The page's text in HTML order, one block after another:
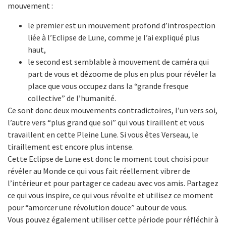
mouvement :
le premier est un mouvement profond d’introspection
liée à l’Eclipse de Lune, comme je l’ai expliqué plus
haut,
le second est semblable à mouvement de caméra qui
part de vous et dézoome de plus en plus pour révéler la
place que vous occupez dans la “grande fresque
collective” de l’humanité.
Ce sont donc deux mouvements contradictoires, l’un vers soi,
l’autre vers “plus grand que soi” qui vous tiraillent et vous
travaillent en cette Pleine Lune. Si vous êtes Verseau, le
tiraillement est encore plus intense.
Cette Eclipse de Lune est donc le moment tout choisi pour
révéler au Monde ce qui vous fait réellement vibrer de
l’intérieur et pour partager ce cadeau avec vos amis. Partagez
ce qui vous inspire, ce qui vous révolte et utilisez ce moment
pour “amorcer une révolution douce” autour de vous.
Vous pouvez également utiliser cette période pour réfléchir à